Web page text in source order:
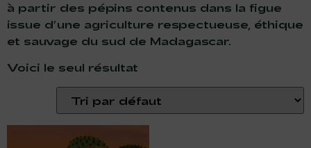
à partir des pépins contenus dans la figue
issue d’une agriculture respectueuse, éthique
et sauvage du sud de Madagascar.
Voici le seul résultat